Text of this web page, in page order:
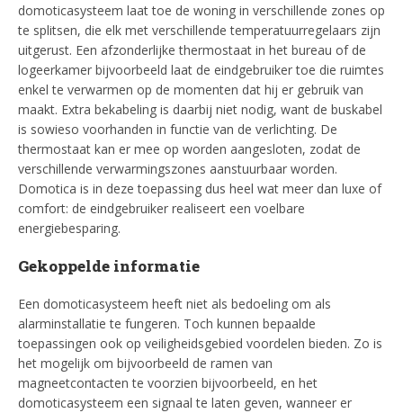
domoticasysteem laat toe de woning in verschillende zones op
te splitsen, die elk met verschillende temperatuurregelaars zijn
uitgerust. Een afzonderlijke thermostaat in het bureau of de
logeerkamer bijvoorbeeld laat de eindgebruiker toe die ruimtes
enkel te verwarmen op de momenten dat hij er gebruik van
maakt. Extra bekabeling is daarbij niet nodig, want de buskabel
is sowieso voorhanden in functie van de verlichting. De
thermostaat kan er mee op worden aangesloten, zodat de
verschillende verwarmingszones aanstuurbaar worden.
Domotica is in deze toepassing dus heel wat meer dan luxe of
comfort: de eindgebruiker realiseert een voelbare
energiebesparing.
Gekoppelde informatie
Een domoticasysteem heeft niet als bedoeling om als
alarminstallatie te fungeren. Toch kunnen bepaalde
toepassingen ook op veiligheidsgebied voordelen bieden. Zo is
het mogelijk om bijvoorbeeld de ramen van
magneetcontacten te voorzien bijvoorbeeld, en het
domoticasysteem een signaal te laten geven, wanneer er